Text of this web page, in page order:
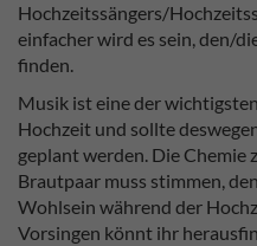
Hochzeitssängers/
einfacher wird es sein, den/
finden.
Musik ist eine der
Hochzeit und sollte
geplant werden. Die Chemie
Brautpaar muss stimmen,
Wohlsein während der
Vorsingen könnt ihr